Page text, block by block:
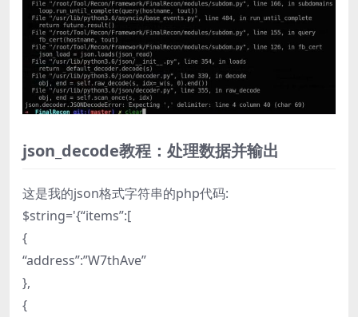
json_decode教程：处理数据并输出
这是我的json格式字符串的php代码:
$string='{“items”:[
{
“address”:”W7thAve”
},
{